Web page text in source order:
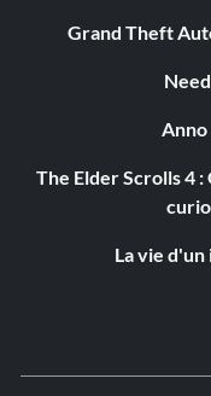
Grand Theft
Anno
The Elder Scrolls 4
La vie d'un